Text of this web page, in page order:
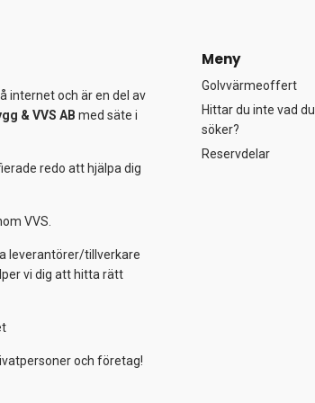
internet och är en del av
& VVS AB med säte i
redo att hjälpa dig
VVS.
leverantörer/tillverkare
vi dig att hitta rätt
och företag!
Meny
Golvvärmeoffert
Hittar du inte vad du
söker?
Reservdelar